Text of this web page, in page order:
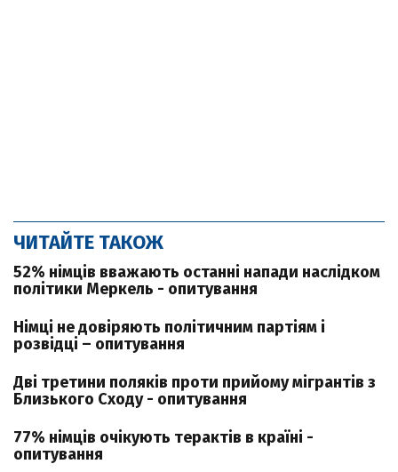
ЧИТАЙТЕ ТАКОЖ
52% німців вважають останні напади наслідком
політики Меркель - опитування
Німці не довіряють політичним партіям і
розвідці – опитування
Дві третини поляків проти прийому мігрантів з
Близького Сходу - опитування
77% німців очікують терактів в країні -
опитування